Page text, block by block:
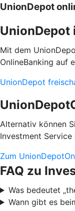
UnionDepot
UnionDepot
Mit dem
OnlineBanking auf
UnionDepot
Alternativ können
Investment Service
Zum
FAQ zu
Was bedeutet
Wann gibt es